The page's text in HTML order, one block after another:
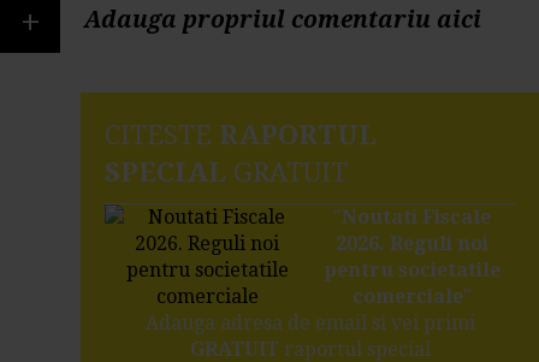
+ Adauga propriul comentariu aici
CITESTE RAPORTUL
SPECIAL GRATUIT
"Noutati Fiscale
2026. Reguli noi
pentru societatile
comerciale"
Adauga adresa de email si vei primi
GRATUITraportul special